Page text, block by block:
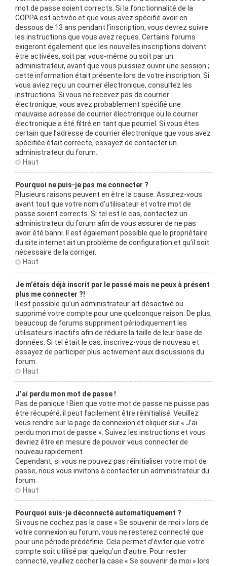
mot de passe soient corrects. Si la fonctionnalité de la
COPPA est activée et que vous avez spécifié avoir en
dessous de 13 ans pendant l’inscription, vous devrez suivre
les instructions que vous avez reçues. Certains forums
exigeront également que les nouvelles inscriptions doivent
être activées, soit par vous-même ou soit par un
administrateur, avant que vous puissiez ouvrir une session ;
cette information était présente lors de votre inscription. Si
vous aviez reçu un courrier électronique, consultez les
instructions. Si vous ne recevez pas de courrier
électronique, vous avez probablement spécifié une
mauvaise adresse de courrier électronique ou le courrier
électronique a été filtré en tant que pourriel. Si vous êtes
certain que l’adresse de courrier électronique que vous avez
spécifiée était correcte, essayez de contacter un
administrateur du forum.
Haut
Pourquoi ne puis-je pas me connecter ?
Plusieurs raisons peuvent en être la cause. Assurez-vous
avant tout que votre nom d’utilisateur et votre mot de
passe soient corrects. Si tel est le cas, contactez un
administrateur du forum afin de vous assurer de ne pas
avoir été banni. Il est également possible que le propriétaire
du site internet ait un problème de configuration et qu’il soit
nécessaire de la corriger.
Haut
Je m’étais déjà inscrit par le passé mais ne peux à présent
plus me connecter ?!
Il est possible qu’un administrateur ait désactivé ou
supprimé votre compte pour une quelconque raison. De plus,
beaucoup de forums suppriment périodiquement les
utilisateurs inactifs afin de réduire la taille de leur base de
données. Si tel était le cas, inscrivez-vous de nouveau et
essayez de participer plus activement aux discussions du
forum.
Haut
J’ai perdu mon mot de passe !
Pas de panique ! Bien que votre mot de passe ne puisse pas
être récupéré, il peut facilement être réinitialisé. Veuillez
vous rendre sur la page de connexion et cliquer sur « J’ai
perdu mon mot de passe ». Suivez les instructions et vous
devriez être en mesure de pouvoir vous connecter de
nouveau rapidement.
Cependant, si vous ne pouvez pas réinitialiser votre mot de
passe, nous vous invitons à contacter un administrateur du
forum.
Haut
Pourquoi suis-je déconnecté automatiquement ?
Si vous ne cochez pas la case « Se souvenir de moi » lors de
votre connexion au forum, vous ne resterez connecté que
pour une période prédéfinie. Cela permet d’éviter que votre
compte soit utilisé par quelqu’un d’autre. Pour rester
connecté, veuillez cocher la case « Se souvenir de moi » lors